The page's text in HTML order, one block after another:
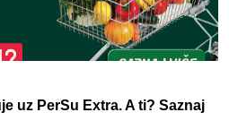
uz PerSu Extra. A ti? Saznaj